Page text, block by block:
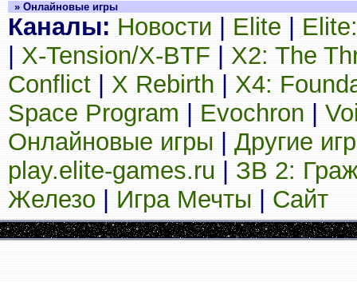
» Онлайновые игры
Каналы: Новости Elite
X-Tension/X-BTF
X2: The
Conflict
X Rebirth
X4:
Space Program
Evochron
Онлайновые игры
Другие
play.elite-games.ru
ЗВ 2:
Железо
Игра Мечты Сайт